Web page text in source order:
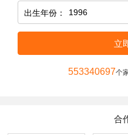
出生年份：
立
553340697个
合